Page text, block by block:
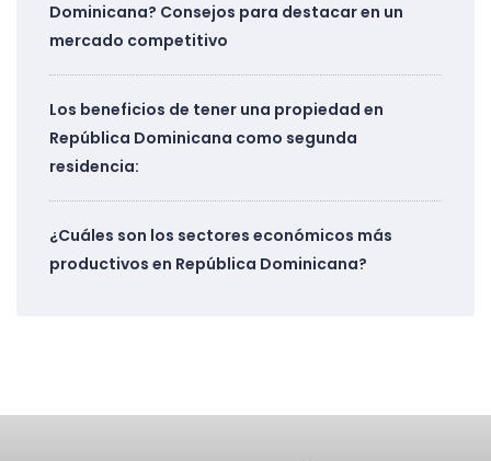
Dominicana? Consejos para destacar en un
mercado competitivo
Los beneficios de tener una propiedad en
República Dominicana como segunda
residencia:
¿Cuáles son los sectores económicos más
productivos en República Dominicana?